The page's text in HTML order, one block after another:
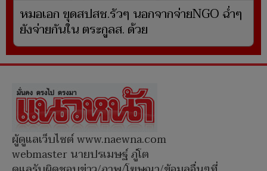
หมอเอก ขุดสปสช.รัวๆ นอกจากจ่ายNGO ฉ่ำๆ
ยังจ่ายกันใน ตระกูลส. ด้วย
ผู้ดูแลเว็บไซต์ www.naewna.com
webmaster นายปรเมษฐ์ ภู่โต